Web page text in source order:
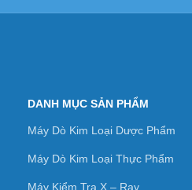
DANH MỤC SẢN PHẨM
Máy Dò Kim Loại Dược Phẩm
Máy Dò Kim Loại Thực Phẩm
Máy Kiểm Tra X – Ray